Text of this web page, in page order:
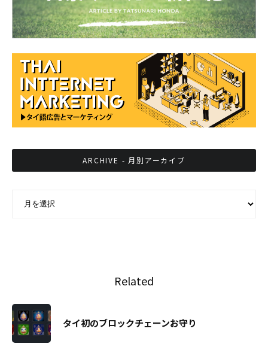
ARCHIVE - 月別アーカイブ
Related
タイ初のブロックチェーンお守り